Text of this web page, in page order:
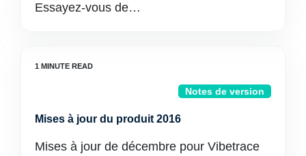
Essayez-vous de…
Notes de version
Mises à jour du produit 2016
Mises à jour de décembre pour Vibetrace